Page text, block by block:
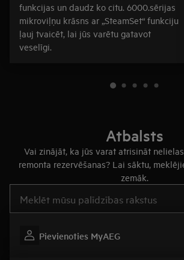
funkcijas un daudz ko citu. 6000.sērijas
mikroviļņu krāsns ar „SteamSet“ funkciju
ļauj tvaicēt, lai jūs varētu gatavot
veselīgi.
Atbalsts
Vai zinājāt, ka jūs varat atrisināt
remonta rezervēšanas? Lai sāktu,
zemāk.
Pievienoties MyAEG